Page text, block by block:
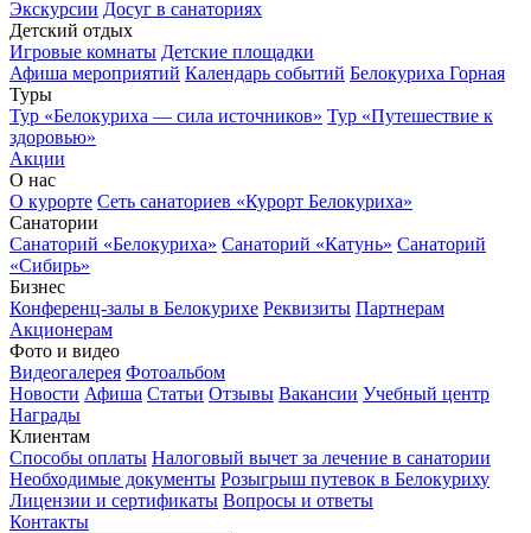
Экскурсии Досуг в санаториях
Детский отдых
Игровые комнаты Детские площадки
Афиша мероприятий Календарь событий Белокуриха Горная
Туры
Тур «Белокуриха — сила источников» Тур «Путешествие к
здоровью»
Акции
О нас
О курорте Сеть санаториев «Курорт Белокуриха»
Санатории
Санаторий «Белокуриха» Санаторий «Катунь» Санаторий
«Сибирь»
Бизнес
Конференц-залы в Белокурихе Реквизиты Партнерам
Акционерам
Фото и видео
Видеогалерея Фотоальбом
Новости Афиша Статьи Отзывы Вакансии Учебный центр
Награды
Клиентам
Способы оплаты Налоговый вычет за лечение в санатории
Необходимые документы Розыгрыш путевок в Белокуриху
Лицензии и сертификаты Вопросы и ответы
Контакты